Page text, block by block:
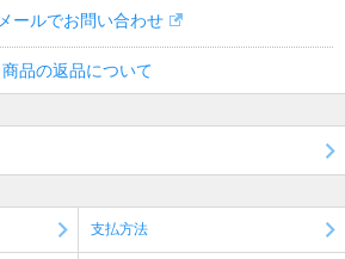
メールでお問い合わせ
商品の返品について
支払方法